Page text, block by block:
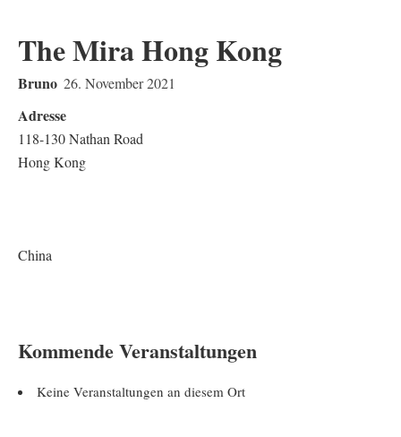
The Mira Hong Kong
Bruno 26. November 2021
Adresse
118-130 Nathan Road
Hong Kong
China
Kommende Veranstaltungen
Keine Veranstaltungen an diesem Ort